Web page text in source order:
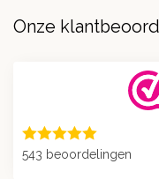
Onze
543 beoordelingen